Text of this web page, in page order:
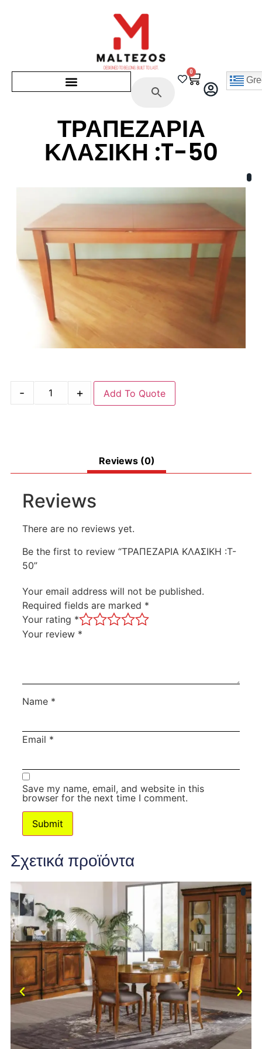
0
ΤΡΑΠΕΖΑΡΙΑ
ΚΛΑΣΙΚΗ :T-50
- + Add To Quote
Reviews (0)
Reviews
There are no reviews yet.
Be the first to review “ΤΡΑΠΕΖΑΡΙΑ ΚΛΑΣΙΚΗ :T-
50”
Your email address will not be published.
Required fields are marked *
Your rating *
Your review *
Name *
Email *
Save my name, email, and website in this
browser for the next time I comment.
Σχετικά προϊόντα